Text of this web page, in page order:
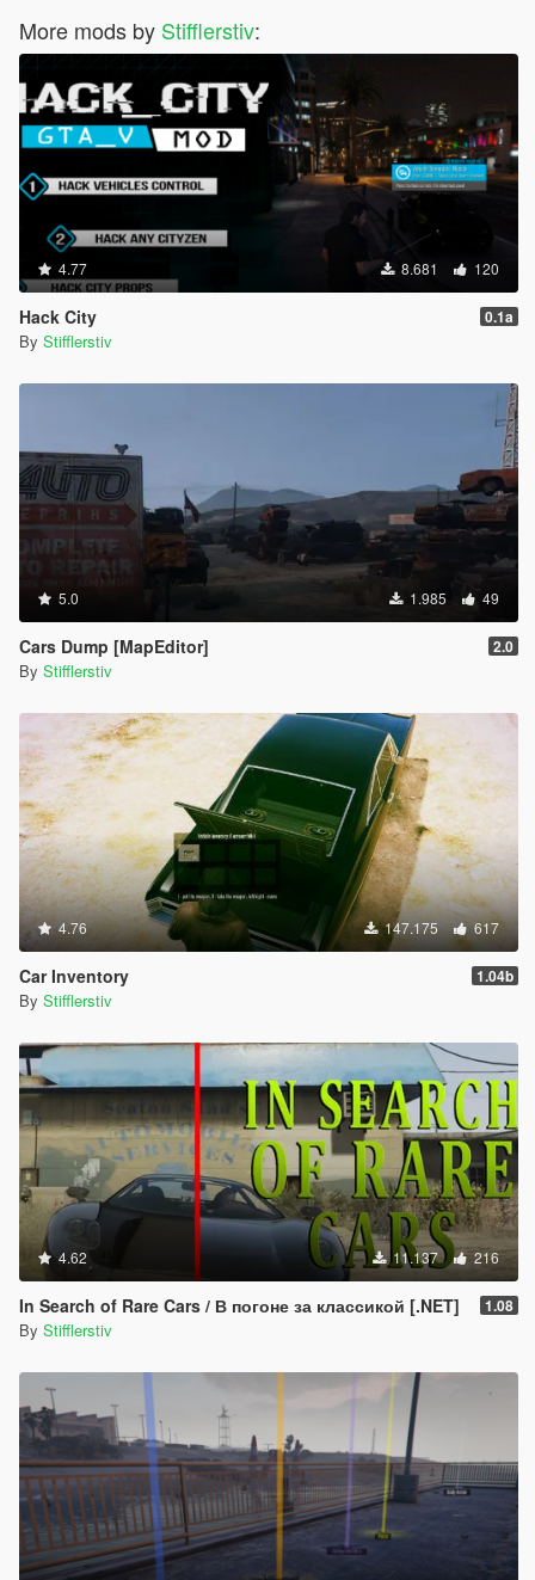
More mods by Stifflerstiv:
4.77 8.681 120
Hack City 0.1a
By Stifflerstiv
5.0 1.985 49
Cars Dump [MapEditor] 2.0
By Stifflerstiv
4.76 147.175 617
Car Inventory 1.04b
By Stifflerstiv
4.62 11.137 216
In Search of Rare Cars / В погоне за классикой [.NET] 1.08
By Stifflerstiv